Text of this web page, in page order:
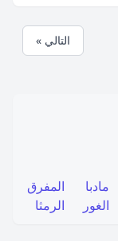
التالي »
مادبا
المفرق
الغور الرمثا